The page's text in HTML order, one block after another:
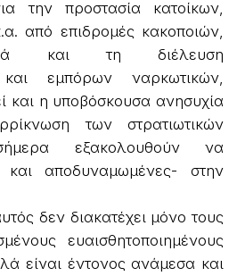
την προστασία κατοίκων,
από επιδρομές κακοποιών,
και τη διέλευση
εμπόρων ναρκωτικών,
και η υποβόσκουσα ανησυχία
των στρατιωτικών
εξακολουθούν να
και αποδυναμωμένες- στην
δεν διακατέχει μόνο τους
ευαισθητοποιημένους
είναι έντονος ανάμεσα και